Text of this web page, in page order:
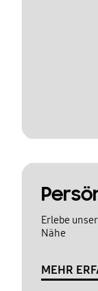
Erlebe
Nähe
MEHR